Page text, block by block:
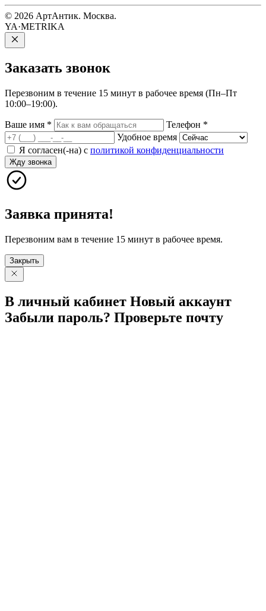
© 2026 АртАнтик. Москва.
YA·METRIKA
Заказать звонок
Перезвоним в течение 15 минут в рабочее время (Пн–Пт
10:00–19:00).
Ваше имя * Телефон *
Удобное время
Я согласен(-на) с политикой конфиденциальности
Жду звонка
Заявка принята!
Перезвоним вам в течение 15 минут в рабочее время.
Закрыть
В личный кабинет Новый аккаунт
Забыли пароль? Проверьте почту